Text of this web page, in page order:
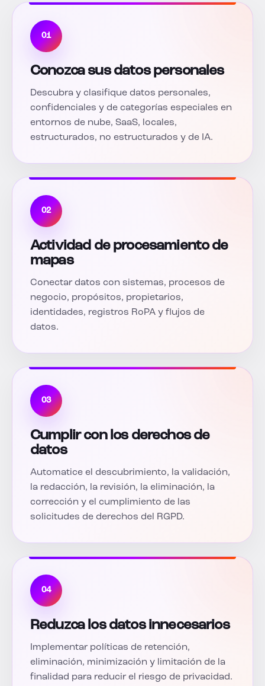
01
Conozca sus datos personales
Descubra y clasifique datos personales,
confidenciales y de categorías especiales en
entornos de nube, SaaS, locales,
estructurados, no estructurados y de IA.
02
Actividad de procesamiento de
mapas
Conectar datos con sistemas, procesos de
negocio, propósitos, propietarios,
identidades, registros RoPA y flujos de
datos.
03
Cumplir con los derechos de
datos
Automatice el descubrimiento, la validación,
la redacción, la revisión, la eliminación, la
corrección y el cumplimiento de las
solicitudes de derechos del RGPD.
04
Reduzca los datos innecesarios
Implementar políticas de retención,
eliminación, minimización y limitación de la
finalidad para reducir el riesgo de privacidad.